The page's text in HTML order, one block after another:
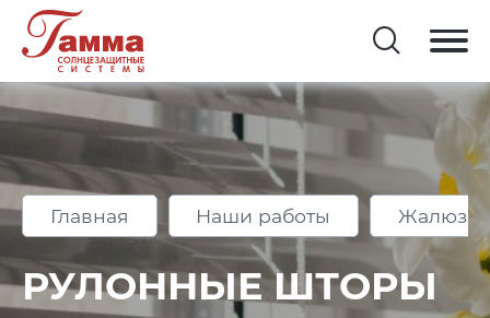
Главная Наши работы Жалюзи
РУЛОННЫЕ ШТОРЫ